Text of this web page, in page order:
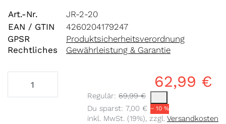
Art.-Nr.
JR-2-20
EAN / GTIN
4260204179247
GPSR
Produktsicherheitsverordnung
Rechtliches
Gewährleistung & Garantie
62,99 €
Regulär: 69,99 €
Es handelt sich um den mittleren
Du sparst: 7,00 € − 10 %
inkl. MwSt. (19%), zzgl. Versandkosten